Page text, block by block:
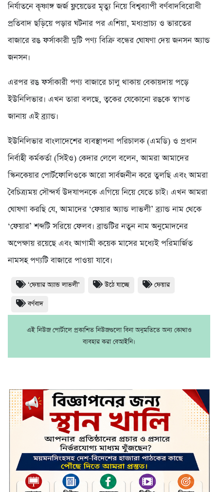
নির্যাতনে কৃষ্ণাঙ্গ জর্জ ফ্লয়েডের মৃত্যু নিয়ে বিশ্বব্যাপী বর্ণবাদবিরোধী
প্রতিবাদ ছড়িয়ে পড়ার ঘটনার পর এশিয়া, মধ্যপ্রাচ্য ও ভারতের
বাজারে রঙ ফর্সাকারী দুটি পণ্য বিক্রি বন্ধের ঘোষণা দেয় জনসন অ্যান্ড
জনসন।
এরপর রঙ ফর্সাকারী পণ্য বাজারে চালু থাকায় বেকায়দায় পড়ে
ইউনিলিভার। এখন তারা বলছে, ত্বকের যেকোনো রঙকে স্বাগত
জানায় এই ব্র্যান্ড।
ইউনিলিভার বাংলাদেশের ব্যবস্থাপনা পরিচালক (এমডি) ও প্রধান
নির্বাহী কর্মকর্তা (সিইও) কেদার লেলে বলেন, আমরা আমাদের
স্কিনকেয়ার পোর্টফোলিওকে আরো সার্বজনীন করে তুলছি এবং আমরা
বৈচিত্র্যময় সৌন্দর্য উদযাপনকে এগিয়ে নিয়ে যেতে চাই। এখন আমরা
ঘোষণা করছি যে, আমাদের ‘ফেয়ার অ্যান্ড লাভলী’ ব্র্যান্ড নাম থেকে
‘ফেয়ার’ শব্দটি সরিয়ে ফেলব। ব্রান্ডটির নতুন নাম অনুমোদনের
অপেক্ষায় রয়েছে এবং আগামী কয়েক মাসের মধ্যেই পরিমার্জিত
নামসহ পণ্যটি বাজারে পাওয়া যাবে।
‘ফেয়ার অ্যান্ড লাভলী’ উঠে যাচ্ছে ফেয়ার
বর্ণবাদ
এই নিউজ পোর্টালে প্রকাশিত নিউজগুলো বিনা অনুমতিতে অন্য কোথাও
ব্যবহার করা বেআইনি।